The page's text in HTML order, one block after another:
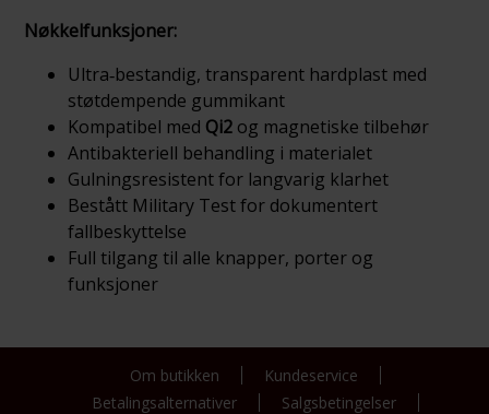
Nøkkelfunksjoner:
Ultra‑bestandig, transparent hardplast med
støtdempende gummikant
Kompatibel med Qi2 og magnetiske tilbehør
Antibakteriell behandling i materialet
Gulningsresistent for langvarig klarhet
Bestått Military Test for dokumentert
fallbeskyttelse
Full tilgang til alle knapper, porter og
funksjoner
Om butikken
Kundeservice
Betalingsalternativer
Salgsbetingelser